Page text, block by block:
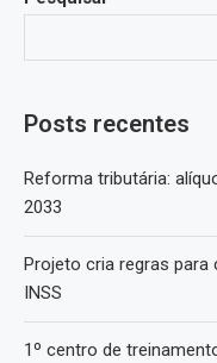
Posts recentes
Reforma tributária:
2033
Projeto cria regras
INSS
1º centro de